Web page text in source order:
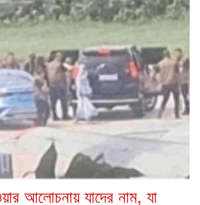
আলোচনায় যাদের নাম, যা